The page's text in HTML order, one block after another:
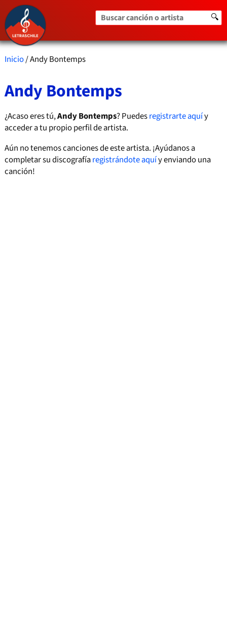
Buscar canción o artista 🔍
Inicio/ Andy Bontemps
Andy Bontemps
¿Acaso eres tú,Andy Bontemps? Puedesregistrarte aquíy
acceder a tu propio perfil de artista.
Aún no tenemos canciones de este artista. ¡Ayúdanos a
completar su discografíaregistrándote aquíy enviando una
canción!